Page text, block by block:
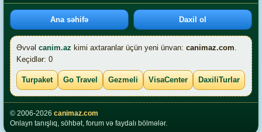
Ana səhifə Daxil ol
Əvvəl canim.az kimi axtaranlar üçün yeni ünvan: canimaz.com.
Keçidlər: 0
Turpaket Go Travel Gezmeli VisaCenter DaxiliTurlar
© 2006-2026 canimaz.com
Onlayn tanışlıq, söhbət, forum və faydalı bölmələr.